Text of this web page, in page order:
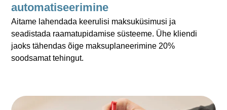
automatiseerimine
Aitame lahendada keerulisi maksuküsimusi ja
seadistada raamatupidamise süsteeme. Ühe kliendi
jaoks tähendas õige maksuplaneerimine 20%
soodsamat tehingut.